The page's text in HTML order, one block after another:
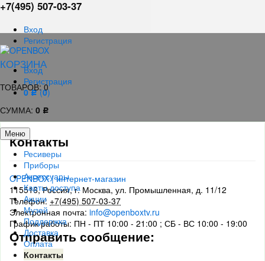
Вход
Регистрация
0Р(0)
+7(495) 507-03-37
Вход
Регистрация
КОРЗИНА
ТОВАРОВ:0
СУММА: 0 Р
Меню
Ресиверы
Приборы
Аксессуары
Карты доступа
Акции
Музей
Поддержка
Доставка
Оплата
Контакты
Контакты
OPENBOX | интернет-магазин
115516,Россия,г. Москва, ул. Промышленная, д. 11/12
Телефон: +7(495) 507-03-37
Электронная почта: info@openboxtv.ru
График работы: ПН - ПТ 10:00 - 21:00 ; СБ - ВС 10:00 - 19:00
Отправить сообщение: